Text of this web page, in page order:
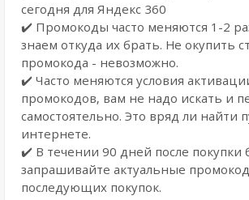
сегодня для Яндекс 360
✔️ Промокоды часто меняются 1-2
знаем откуда их брать. Не окупить
промокода - невозможно.
✔️ Часто меняются условия
промокодов, вам не надо искать и
самостоятельно. Это вряд ли найти
интернете.
✔️ В течении 90 дней после покупки
запрашивайте актуальные
последующих покупок.